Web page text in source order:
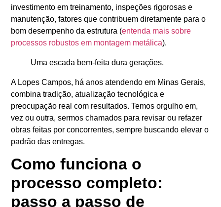
investimento em treinamento, inspeções rigorosas e
manutenção, fatores que contribuem diretamente para o
bom desempenho da estrutura (entenda mais sobre
processos robustos em montagem metálica).
Uma escada bem-feita dura gerações.
A Lopes Campos, há anos atendendo em Minas Gerais,
combina tradição, atualização tecnológica e
preocupação real com resultados. Temos orgulho em,
vez ou outra, sermos chamados para revisar ou refazer
obras feitas por concorrentes, sempre buscando elevar o
padrão das entregas.
Como funciona o
processo completo:
passo a passo de